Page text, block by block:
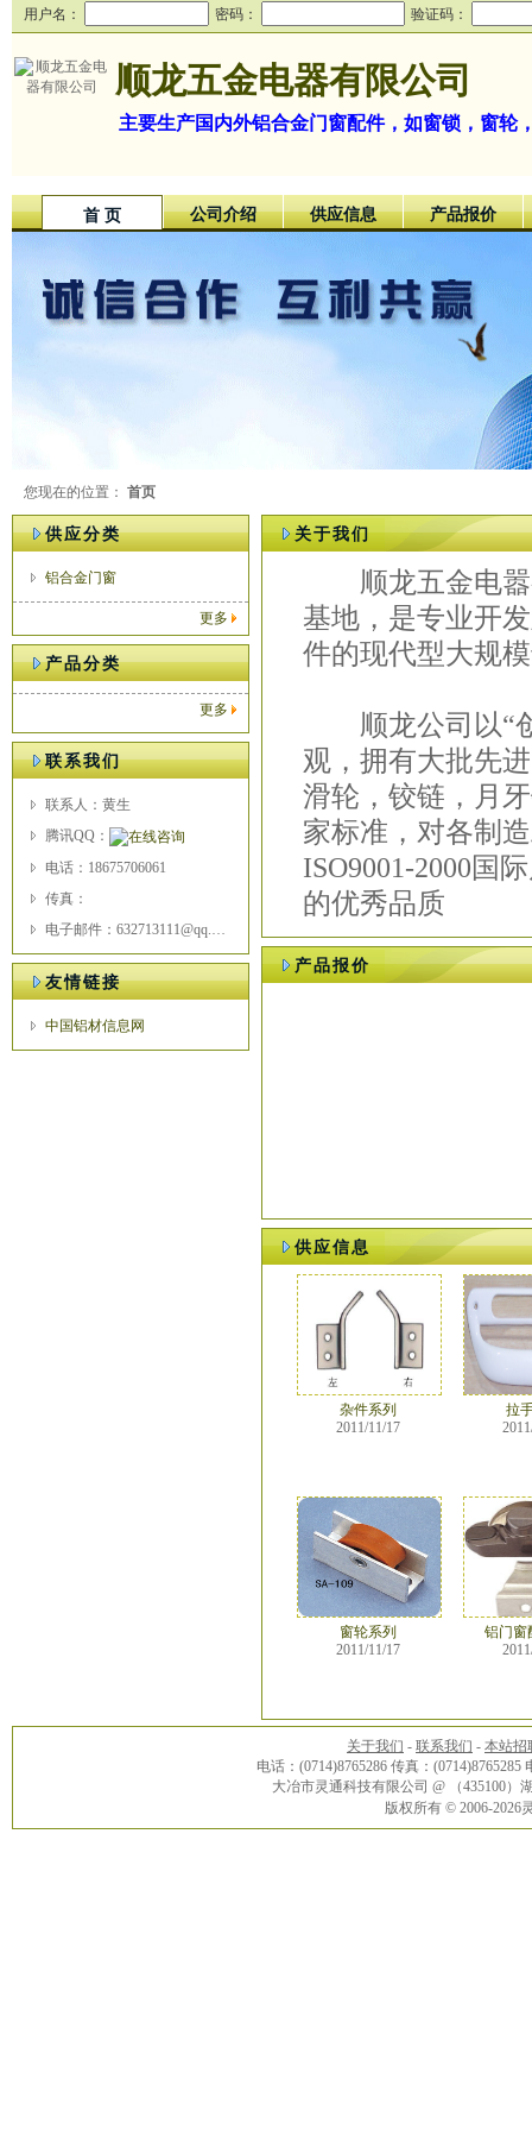
用户名： 密码： 验证码：
顺龙五金电器有限公司
主要生产国内外铝合金门窗配件，如窗锁，窗轮
首 页 公司介绍 供应信息 产品报价
您现在的位置： 首页
供应分类
铝合金门窗
更多
产品分类
更多
联系我们
联系人：黄生
腾讯QQ：
电话：18675706061
传真：
电子邮件：632713111@qq.com
友情链接
中国铝材信息网
关于我们
顺龙五金电嚣
基地，是专业开
件的现代型大规
顺龙公司以“创
观，拥有大批先
滑轮，铰链，月
家标准，对各制
ISO9001-2000国
的优秀品质
产品报价
供应信息
杂件系列
2011/11/17
拉
窗轮系列
2011/11/17
铝门窗
关于我们 - 联系我们 - 本站招
电话：(0714)8765286 传真：(0714)8765285
大冶市灵通科技有限公司 @ （435100
版权所有 © 2006-2026